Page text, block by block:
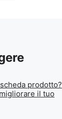
scheda prodotto?
il tuo